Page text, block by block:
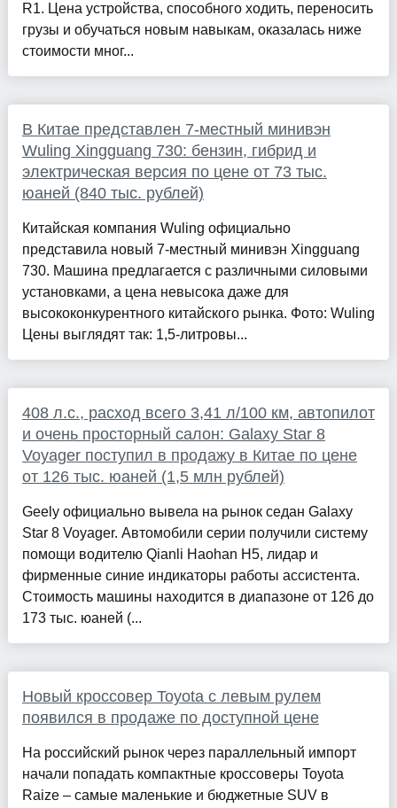
R1. Цена устройства, способного ходить, переносить
грузы и обучаться новым навыкам, оказалась ниже
стоимости мног...
В Китае представлен 7-местный минивэн
Wuling Xingguang 730: бензин, гибрид и
электрическая версия по цене от 73 тыс.
юаней (840 тыс. рублей)
Китайская компания Wuling официально
представила новый 7-местный минивэн Xingguang
730. Машина предлагается с различными силовыми
установками, а цена невысока даже для
высококонкурентного китайского рынка. Фото: Wuling
Цены выглядят так: 1,5-литровы...
408 л.с., расход всего 3,41 л/100 км, автопилот
и очень просторный салон: Galaxy Star 8
Voyager поступил в продажу в Китае по цене
от 126 тыс. юаней (1,5 млн рублей)
Geely официально вывела на рынок седан Galaxy
Star 8 Voyager. Автомобили серии получили систему
помощи водителю Qianli Haohan H5, лидар и
фирменные синие индикаторы работы ассистента.
Стоимость машины находится в диапазоне от 126 до
173 тыс. юаней (...
Новый кроссовер Toyota с левым рулем
появился в продаже по доступной цене
На российский рынок через параллельный импорт
начали попадать компактные кроссоверы Toyota
Raize – самые маленькие и бюджетные SUV в